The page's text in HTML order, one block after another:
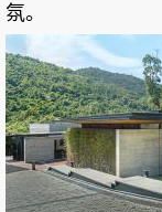
氛。